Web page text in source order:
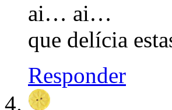
ai… ai…
que delícia
Responder